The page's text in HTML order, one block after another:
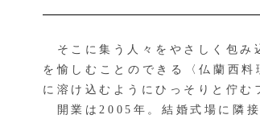
そこに集う人々をやさしく包み
を愉しむことのできる〈仏蘭西
に溶け込むようにひっそりと佇む
開業は2005年。結婚式場に隣接